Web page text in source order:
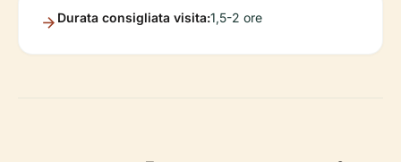
Durata consigliata visita:1,5-2 ore